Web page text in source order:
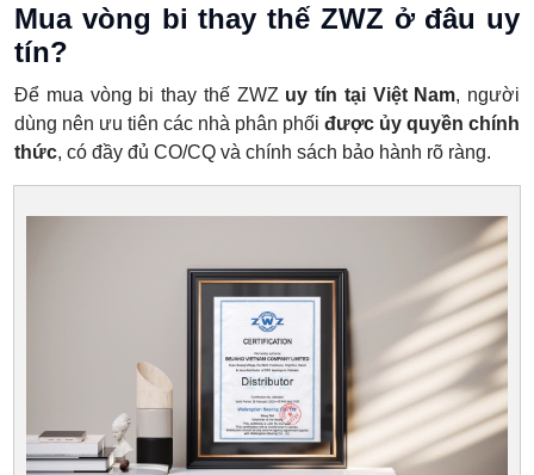
Mua vòng bi thay thế ZWZ ở đâu uy
tín?
Để mua vòng bi thay thế ZWZ uy tín tại Việt Nam, người
dùng nên ưu tiên các nhà phân phối được ủy quyền chính
thức, có đầy đủ CO/CQ và chính sách bảo hành rõ ràng.